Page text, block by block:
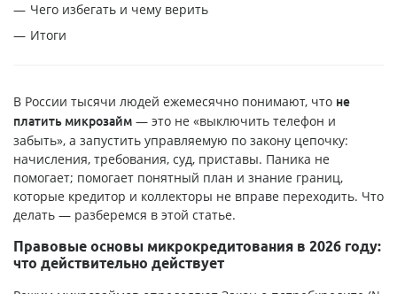
Чего избегать и чему верить
Итоги
В России тысячи людей ежемесячно понимают, что не
платить микрозайм — это не «выключить телефон и
забыть», а запустить управляемую по закону цепочку:
начисления, требования, суд, приставы. Паника не
помогает; помогает понятный план и знание границ,
которые кредитор и коллекторы не вправе переходить. Что
делать — разберемся в этой статье.
Правовые основы микрокредитования в 2026 году:
что действительно действует